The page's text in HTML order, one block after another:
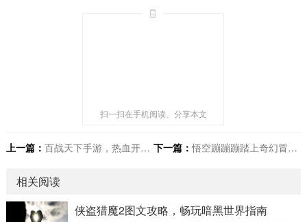
扫一扫在手机阅读、分享本文
上一篇： 百战天下手游，热血开启江湖新征程 下一篇：悟空蹦蹦蹦踏上奇幻冒险之旅
相关阅读
侠盗猎魔2图文攻略，畅玩暗黑世界指南